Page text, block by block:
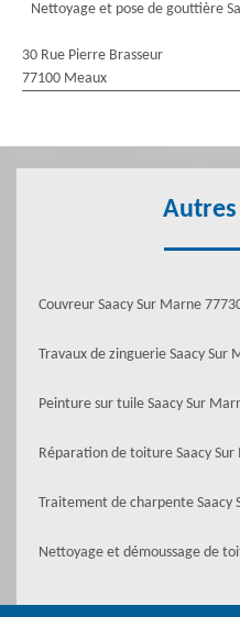
Nettoyage et pose de gouttière
30 Rue Pierre Brasseur
77100 Meaux
Autres
Couvreur Saacy Sur Marne
Travaux de zinguerie Saacy Sur
Peinture sur tuile Saacy Sur
Réparation de toiture Saacy
Traitement de charpente Saacy
Nettoyage et démoussage de